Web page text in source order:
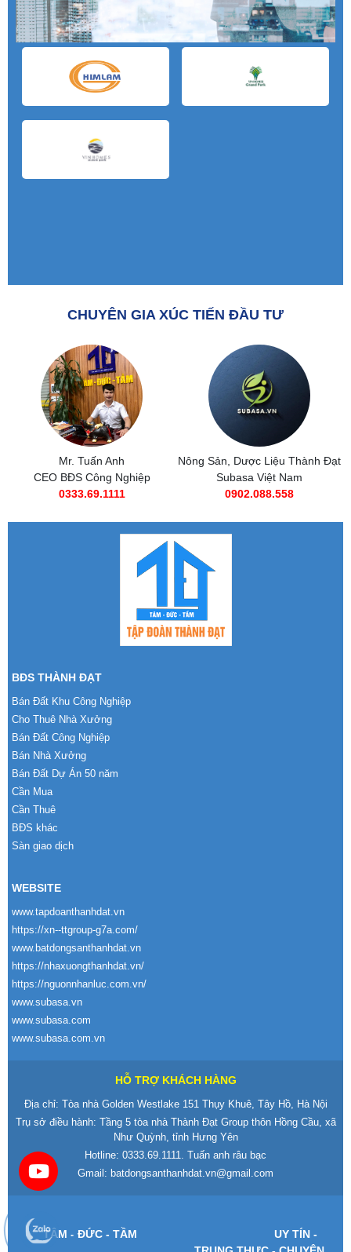
CHUYÊN GIA XÚC TIẾN ĐẦU TƯ
Nông Sản, Dược Liệu Thành Đạt
Subasa Việt Nam
0902.088.558
Subasa Việt Nam
Chuỗi đồ ăn nhanh Subasa
0985 269 685
BĐS THÀNH ĐẠT
Bán Đất Khu Công Nghiệp
Cho Thuê Nhà Xưởng
Bán Đất Công Nghiệp
Bán Nhà Xưởng
Bán Đất Dự Án 50 năm
Cần Mua
Cần Thuê
BĐS khác
Sàn giao dịch
WEBSITE
www.tapdoanthanhdat.vn
https://xn--ttgroup-g7a.com/
www.batdongsanthanhdat.vn
https://nhaxuongthanhdat.vn/
https://nguonnhanluc.com.vn/
www.subasa.vn
www.subasa.com
www.subasa.com.vn
HỖ TRỢ KHÁCH HÀNG
Địa chỉ: Tòa nhà Golden Westlake 151 Thụy Khuê, Tây Hồ, Hà Nội
Trụ sở điều hành: Tầng 5 tòa nhà Thành Đạt Group thôn Hồng Cầu, xã
Như Quỳnh, tỉnh Hưng Yên
Hotline: 0333.69.1111
. Tuấn anh râu bạc
Gmail: batdongsanthanhdat.vn@gmail.com
TÂM - ĐỨC - TẦM UY TÍN -